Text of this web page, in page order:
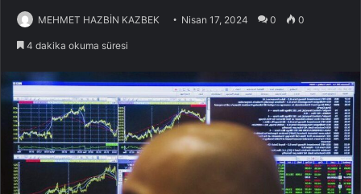
MEHMET HAZBİN KAZBEK Nisan 17, 2024 0 0
4 dakika okuma süresi